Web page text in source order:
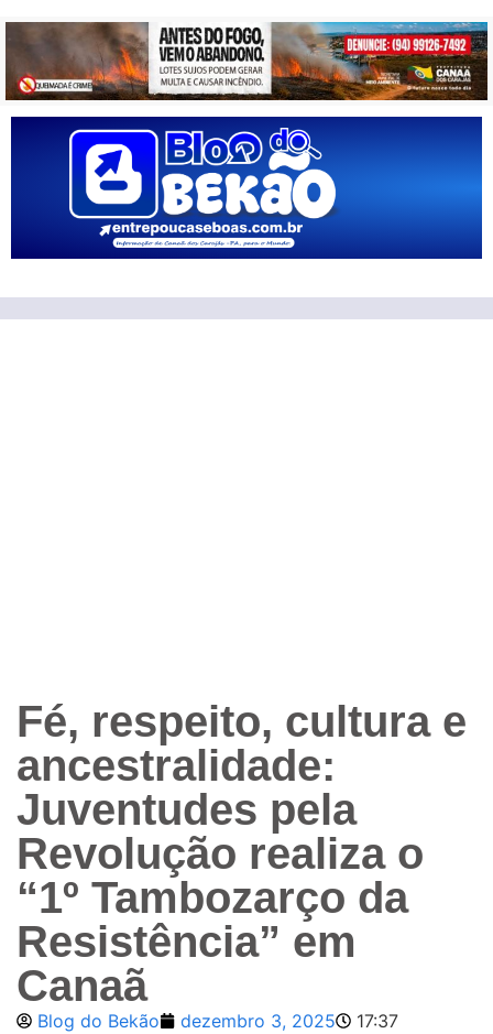
Fé, respeito, cultura e
ancestralidade:
Juventudes pela
Revolução realiza o
“1º Tambozarço da
Resistência” em
Canaã
Blog do Bekão dezembro 3, 2025
17:37